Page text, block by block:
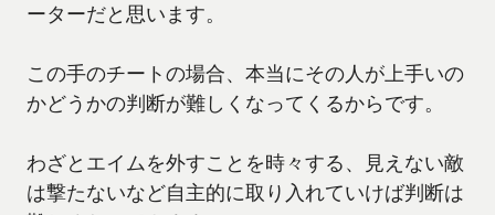
ーターだと思います。
この手のチートの場合、本当にその人が上手いの
かどうかの判断が難しくなってくるからです。
わざとエイムを外すことを時々する、見えない敵
は撃たないなど自主的に取り入れていけば判断は